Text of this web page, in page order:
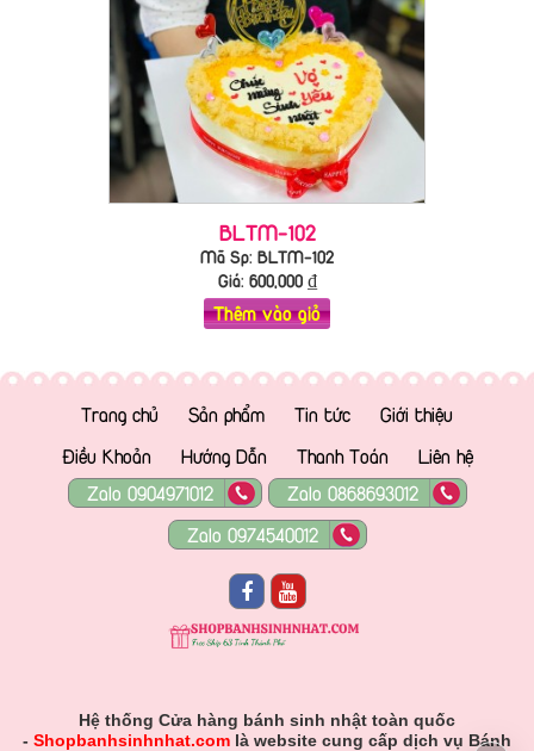
BLTM-102
Mã Sp: BLTM-102
Giá: 600,000₫
Thêm vào giỏ
Trang chủ Sản phẩm Tin tức
Giới thiệu
Điều Khoản
Hướng Dẫn Thanh Toán
Liên hệ
Zalo 0904971012
Zalo 0868693012
Zalo 0974540012
Hệ thống Cửa hàng bánh sinh nhật toàn quốc
- Shopbanhsinhnhat.com là website cung cấp dịch vụ Bánh